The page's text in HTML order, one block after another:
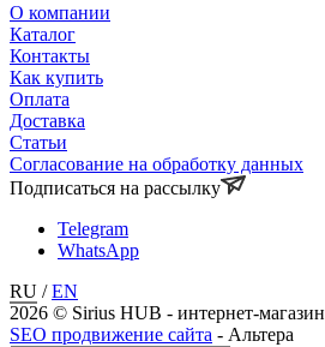
О компании
Каталог
Контакты
Как купить
Оплата
Доставка
Статьи
Согласование на обработку данных
Подписаться на рассылку
Telegram
WhatsApp
RU /EN
2026 © Sirius HUB - интернет-магазин
SEO продвижение сайта - Альтера